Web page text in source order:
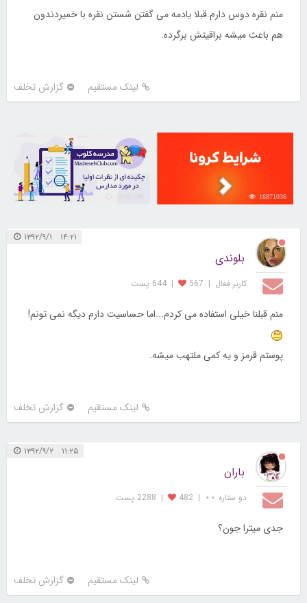
منم نقره دوس دارم.قبلا یادمه می گفتن شستن نقره با خمیردندون
هم باعث میشه براقیتش برگرده.
لینک مستقیم گزارش تخلف
16871036
۱۴:۲۱ ۱۳۹۲/۹/۱
بلوندی
کاربر فعال |
567
| 644 پست
منم قبلنا خیلی استفاده می کردم...اما حساسیت دارم دیگه نمی تونم!
پوستم قرمز و یه کمی ملتهب میشه.
لینک مستقیم گزارش تخلف
۱۱:۲۵ ۱۳۹۲/۹/۲
باران
دو ستاره ⋆⋆ |
482
| 2288 پست
جدی میترا جون؟
لینک مستقیم گزارش تخلف